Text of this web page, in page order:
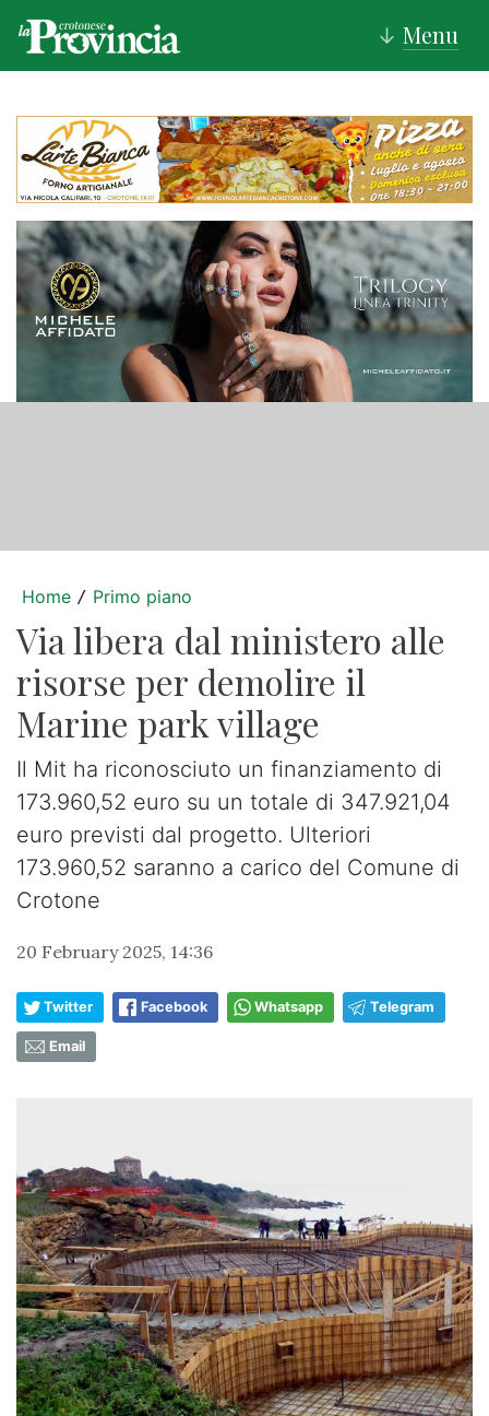
↓ Menu
Home / Primo piano
Via libera dal ministero alle
risorse per demolire il
Marine park village
Il Mit ha riconosciuto un finanziamento di
173.960,52 euro su un totale di 347.921,04
euro previsti dal progetto. Ulteriori
173.960,52 saranno a carico del Comune di
Crotone
20 February 2025, 14:36
Twitter Facebook Whatsapp Telegram
Email